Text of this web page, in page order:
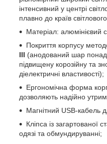
інтенсивний у центрі
плавно до країв
Матеріал: алюмінієвий
Покриття корпусу
III (анодований шар
підвищену корозійну та
діелектричні властивості);
Ергономічна форма
дозволяють надійно
Магнітний USB-кабель
Кліпса із загартованої
одязі та обмундируванні;